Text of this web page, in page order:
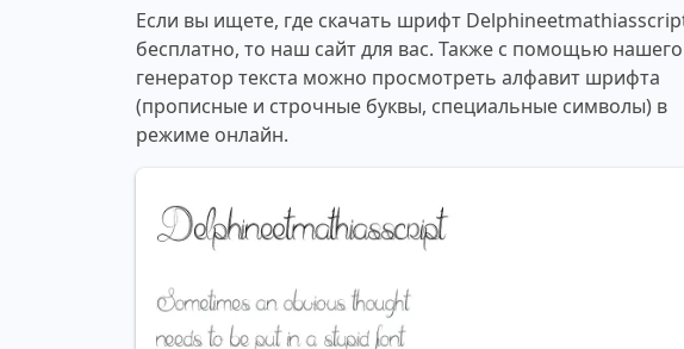
Если вы ищете, где скачать шрифт
бесплатно, то наш сайт для вас. Также с помощью нашего
генератор текста можно просмотреть алфавит шрифта
(прописные и строчные буквы, специальные символы) в
режиме онлайн.